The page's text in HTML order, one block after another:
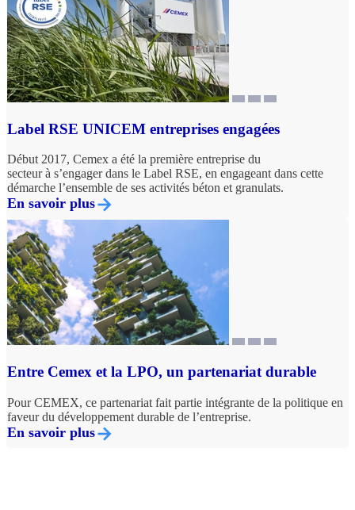
Label RSE UNICEM entreprises engagées
Début 2017, Cemex a été la première entreprise du
secteur à s’engager dans le Label RSE, en engageant dans cette
démarche l’ensemble de ses activités béton et granulats.
En savoir plus
Entre Cemex et la LPO, un partenariat durable
Pour CEMEX, ce partenariat fait partie intégrante de la politique en
faveur du développement durable de l’entreprise.
En savoir plus